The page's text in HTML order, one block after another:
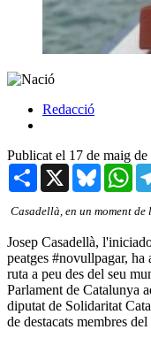
Redacció
Publicat el 17 de maig
Share X Bluesky
Casadellà, en un moment
Josep Casadellà,
peatges #novullpagar, ha
ruta a peu des del seu
Parlament de Catalunya
diputat de Solidaritat
de destacats membres